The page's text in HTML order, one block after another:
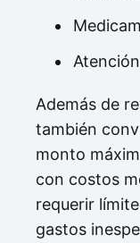
Además de
también
monto
con costos
requerir
gastos